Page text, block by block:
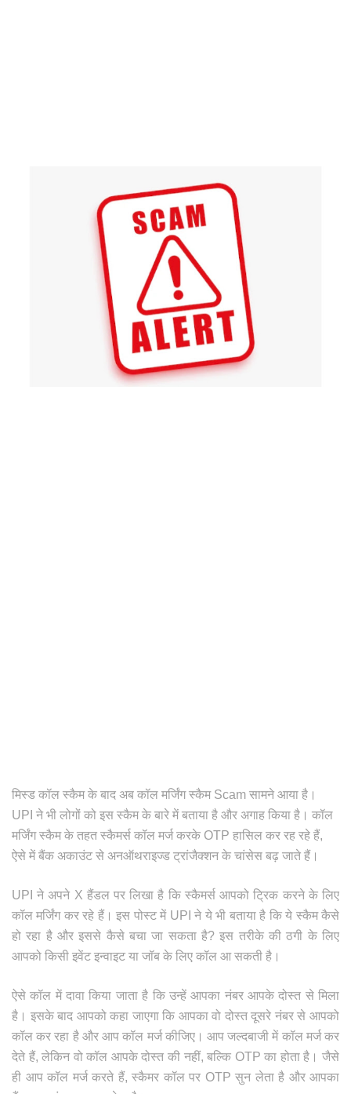
मिस्ड कॉल स्कैम के बाद अब कॉल मर्जिंग स्कैम Scam सामने आया है।
UPI ने भी लोगों को इस स्कैम के बारे में बताया है और अगाह किया है। कॉल
मर्जिंग स्कैम के तहत स्कैमर्स कॉल मर्ज करके OTP हासिल कर रह रहे हैं,
ऐसे में बैंक अकाउंट से अनऑथराइज्ड ट्रांजैक्शन के चांसेस बढ़ जाते हैं।
UPI ने अपने X हैंडल पर लिखा है कि स्कैमर्स आपको ट्रिक करने के लिए
कॉल मर्जिंग कर रहे हैं। इस पोस्ट में UPI ने ये भी बताया है कि ये स्कैम कैसे
हो रहा है और इससे कैसे बचा जा सकता है? इस तरीके की ठगी के लिए
आपको किसी इवेंट इन्वाइट या जॉब के लिए कॉल आ सकती है।
ऐसे कॉल में दावा किया जाता है कि उन्हें आपका नंबर आपके दोस्त से मिला
है। इसके बाद आपको कहा जाएगा कि आपका वो दोस्त दूसरे नंबर से आपको
कॉल कर रहा है और आप कॉल मर्ज कीजिए। आप जल्दबाजी में कॉल मर्ज कर
देते हैं, लेकिन वो कॉल आपके दोस्त की नहीं, बल्कि OTP का होता है। जैसे
ही आप कॉल मर्ज करते हैं, स्कैमर कॉल पर OTP सुन लेता है और आपका